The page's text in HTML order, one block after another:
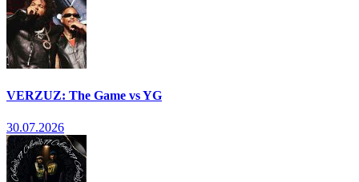
VERZUZ: The Game vs YG
30.07.2026